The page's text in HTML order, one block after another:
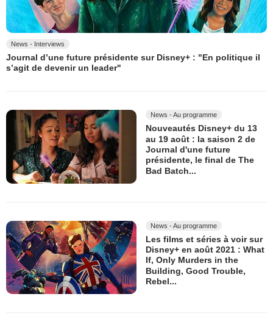
News - Interviews
Journal d’une future présidente sur Disney+ : "En politique il
s’agit de devenir un leader"
News - Au programme
Nouveautés Disney+ du 13
au 19 août : la saison 2 de
Journal d'une future
présidente, le final de The
Bad Batch...
News - Au programme
Les films et séries à voir sur
Disney+ en août 2021 : What
If, Only Murders in the
Building, Good Trouble,
Rebel...